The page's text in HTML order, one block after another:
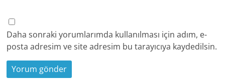
Daha sonraki yorumlarımda kullanılması için adım, e-
posta adresim ve site adresim bu tarayıcıya kaydedilsin.